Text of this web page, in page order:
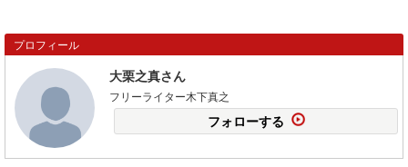
プロフィール
大栗之真さん
フリーライター木下真之
フォローする